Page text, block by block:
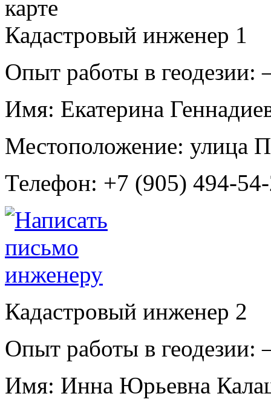
Кадастровый инженер 1
Опыт работы в геодезии:
Имя: Екатерина
Местоположение: улица
Телефон: +7 (905) 494-
Кадастровый инженер 2
Опыт работы в геодезии:
Имя: Инна Юрьевна